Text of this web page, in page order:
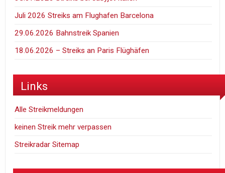
Juli 2026 Streiks am Flughafen Barcelona
29.06.2026 Bahnstreik Spanien
18.06.2026 – Streiks an Paris Flüghäfen
Links
Alle Streikmeldungen
keinen Streik mehr verpassen
Streikradar Sitemap